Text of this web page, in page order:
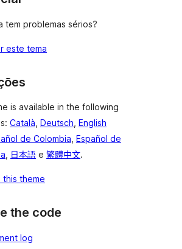
tem problemas sérios?
este tema
is available in the following
Català, Deutsch, English
de Colombia, Español de
, 日本語 e 繁體中文.
this theme
the code
log